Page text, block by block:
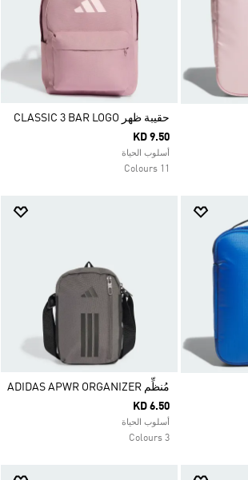
حقيبة ظهر CLASSIC 3 BAR LOGO
KD 9.50
أسلوب الحياة
11 Colours
مُنظِّم ADIDAS APWR ORGANIZER
KD 6.50
أسلوب الحياة
3 Colours